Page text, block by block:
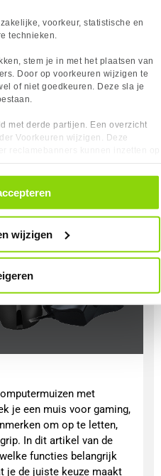
voorkeur, statistische en
technieken.
stem je in met het plaatsen van
Door op voorkeuren wijzigen te
of niet goedkeuren. Deze sla je
met derde partijen. Een overzicht
Voorkeuren wijzigen. Deze
altijd intrekken, dit doe je
klikken op ‘Cookievoorkeuren’
wijzigen
te blijven werken,
worden. Dit kan
met eigen werking en
intensief gebruik.
|
waterkoeler |
met
je een muis voor gaming,
om op te letten,
In dit artikel van de
functies belangrijk
je de juiste keuze maakt